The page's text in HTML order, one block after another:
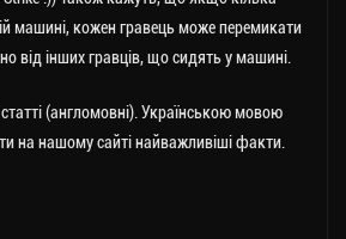
машині, кожен гравець може перемикати
від інших гравців, що сидять у машині.
(англомовні). Українською мовою
на нашому сайті найважливіші факти.